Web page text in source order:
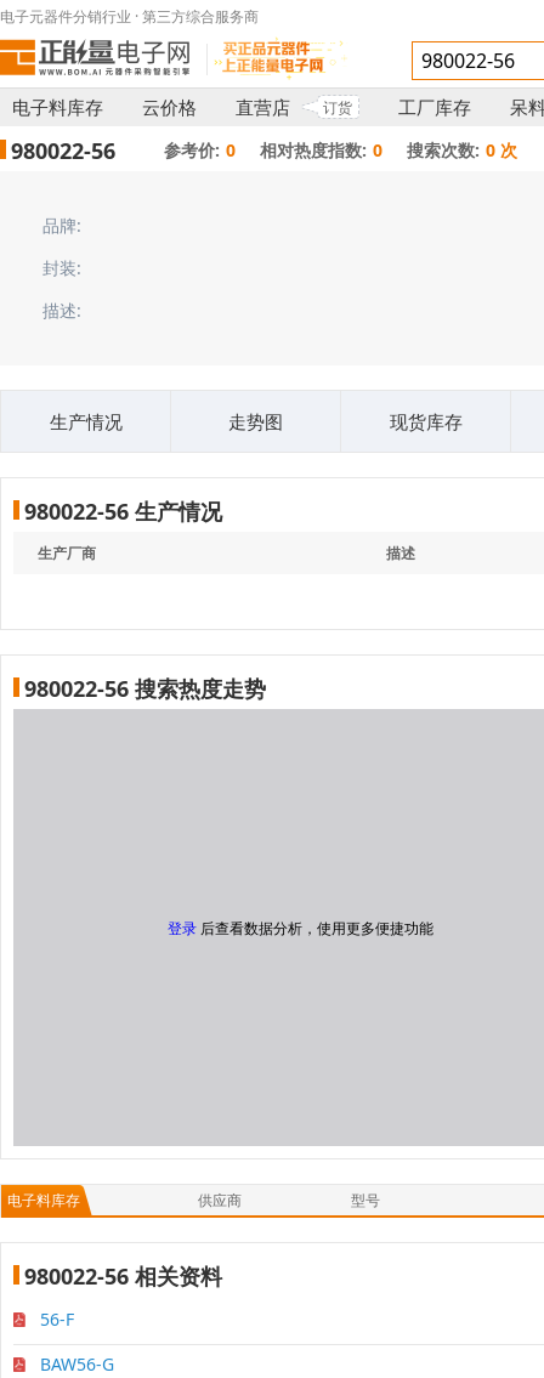
电子元器件分销行业 · 第三方综合服务商
电子料库存 云价格 直营店 订货 工厂库存 呆
980022-56 参考价: 0 相对热度指数: 0 搜索次数: 0 次
品牌:
封装:
描述:
生产情况 走势图 现货库存
980022-56 生产情况
生产厂商 描述
980022-56 搜索热度走势
登录 后查看数据分析，使用更多便捷功能
电子料库存 供应商 型号
980022-56 相关资料
56-F
BAW56-G